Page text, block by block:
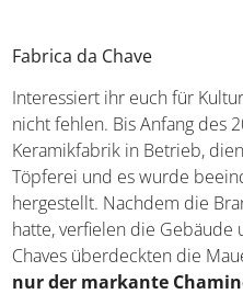
Fabrica da Chave
Interessiert ihr euch für
nicht fehlen. Bis Anfang des
Keramikfabrik in Betrieb,
Töpferei und es wurde
hergestellt. Nachdem die
hatte, verfielen die Gebäude
Chaves überdeckten die
nur der markante